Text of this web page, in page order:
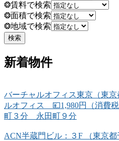
❂賃料で検索
❂面積で検索
❂地域で検索
新着物件
バーチャルオフィス東京（東
ルオフィス 💴1,980円（消
町３分 永田町９分
ACN半蔵門ビル：３F （東京